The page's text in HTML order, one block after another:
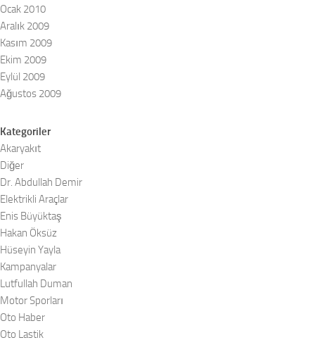
Ocak 2010
Aralık 2009
Kasım 2009
Ekim 2009
Eylül 2009
Ağustos 2009
Kategoriler
Akaryakıt
Diğer
Dr. Abdullah Demir
Elektrikli Araçlar
Enis Büyüktaş
Hakan Öksüz
Hüseyin Yayla
Kampanyalar
Lutfullah Duman
Motor Sporları
Oto Haber
Oto Lastik